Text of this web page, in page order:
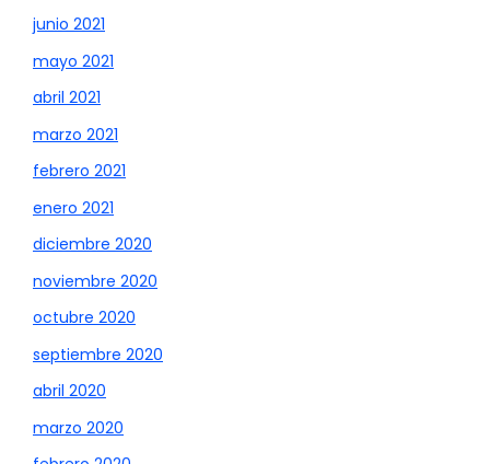
junio 2021
mayo 2021
abril 2021
marzo 2021
febrero 2021
enero 2021
diciembre 2020
noviembre 2020
octubre 2020
septiembre 2020
abril 2020
marzo 2020